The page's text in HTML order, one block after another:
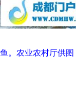
。 农业农村厅供图